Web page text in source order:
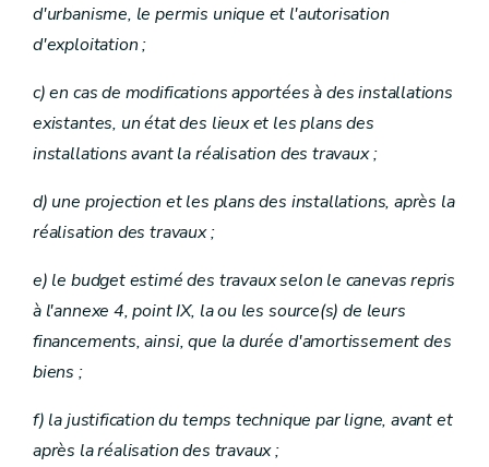
d'urbanisme, le permis unique et l'autorisation
d'exploitation ;
c) en cas de modifications apportées à des installations
existantes, un état des lieux et les plans des
installations avant la réalisation des travaux ;
d) une projection et les plans des installations, après la
réalisation des travaux ;
e) le budget estimé des travaux selon le canevas repris
à l'annexe 4, point IX, la ou les source(s) de leurs
financements, ainsi, que la durée d'amortissement des
biens ;
f) la justification du temps technique par ligne, avant et
après la réalisation des travaux ;